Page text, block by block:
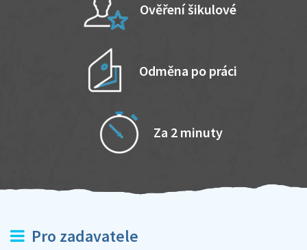
Ověření šikulové
Odměna po práci
Za 2 minuty
Pro zadavatele